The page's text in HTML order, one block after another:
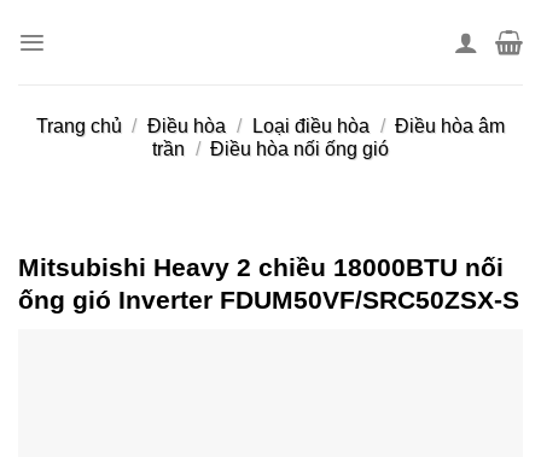
Trang chủ / Điều hòa / Loại điều hòa / Điều hòa âm
trần / Điều hòa nối ống gió
Mitsubishi Heavy 2 chiều 18000BTU nối
ống gió Inverter FDUM50VF/SRC50ZSX-S